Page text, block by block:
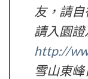
友，請
請入園
http://
雪山東